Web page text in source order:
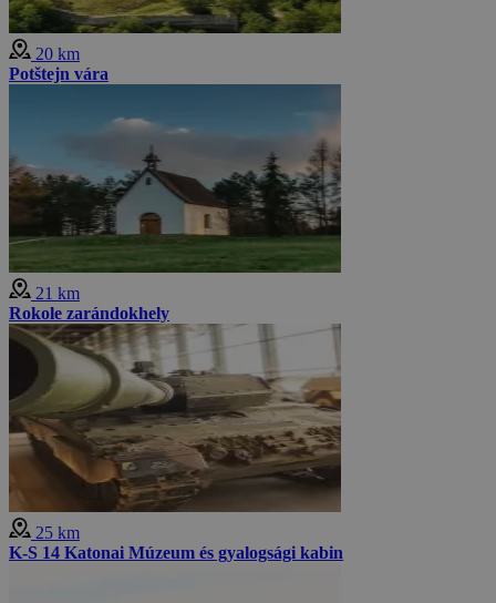
20 km
Potštejn vára
21 km
Rokole zarándokhely
25 km
K-S 14 Katonai Múzeum és gyalogsági kabin